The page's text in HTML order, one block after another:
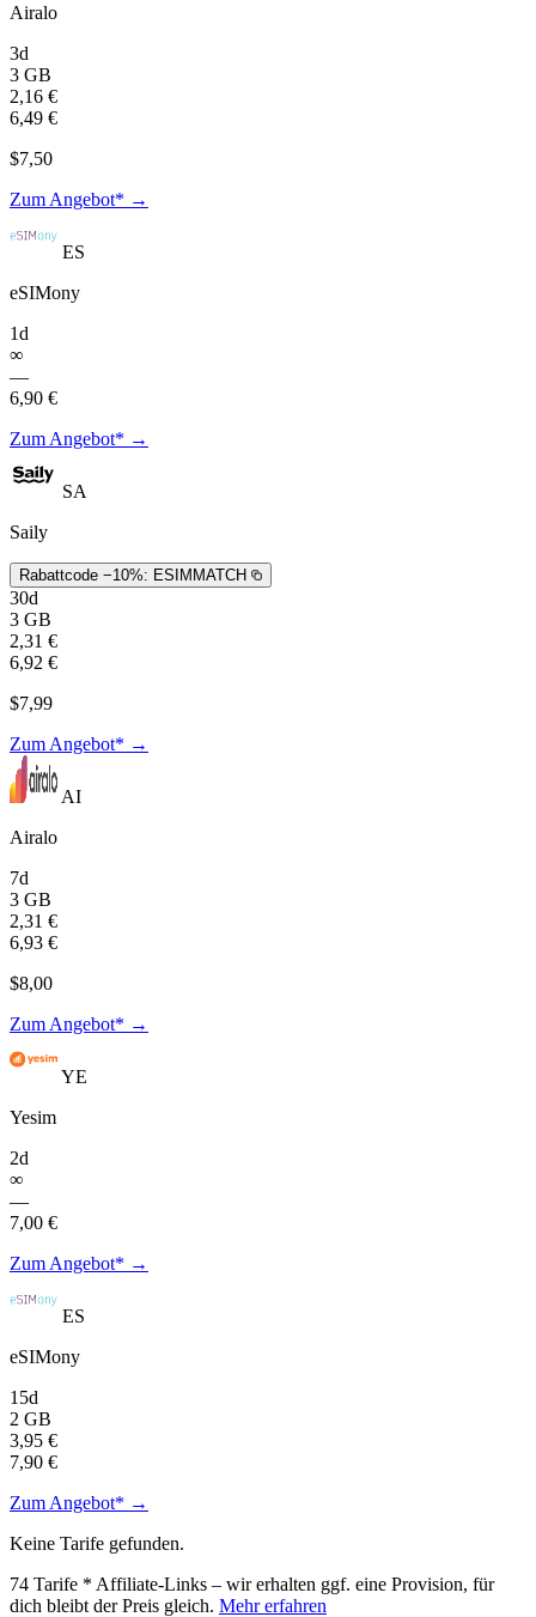
Airalo
3d
3 GB
2,16 €
6,49 €
$7,50
Zum Angebot* →
ES
eSIMony
1d
∞
—
6,90 €
Zum Angebot* →
SA
Saily
Rabattcode −10%: ESIMMATCH
30d
3 GB
2,31 €
6,92 €
$7,99
Zum Angebot* →
AI
Airalo
7d
3 GB
2,31 €
6,93 €
$8,00
Zum Angebot* →
YE
Yesim
2d
∞
—
7,00 €
Zum Angebot* →
ES
eSIMony
15d
2 GB
3,95 €
7,90 €
Zum Angebot* →
Keine Tarife gefunden.
74 Tarife * Affiliate-Links – wir erhalten ggf. eine Provision, für
dich bleibt der Preis gleich. Mehr erfahren